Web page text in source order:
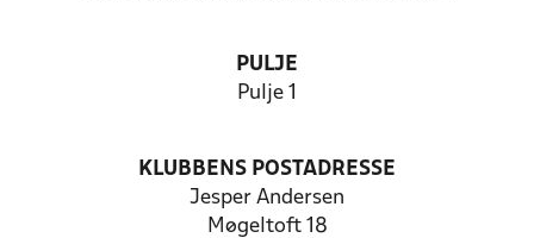
PULJE
Pulje 1
KLUBBENS POSTADRESSE
Jesper Andersen
Møgeltoft 18